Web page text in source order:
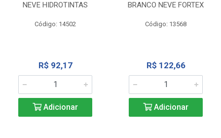
NEVE HIDROTINTAS
Código: 14502
R$ 92,17
Adicionar
BRANCO NEVE FORTEX
Código: 13568
R$ 122,66
Adicionar